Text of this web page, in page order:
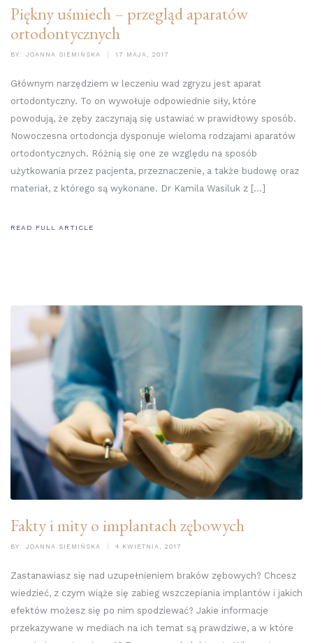
Piękny uśmiech – przegląd aparatów
ortodontycznych
BY: JOANNA SIEMIŃSKA 17 MAJA, 2017
Głównym narzędziem w leczeniu wad zgryzu jest aparat
ortodontyczny. To on wywołuje odpowiednie siły, które
powodują, że zęby zaczynają się ustawiać w prawidłowy sposób.
Nowoczesna ortodoncja dysponuje wieloma rodzajami aparatów
ortodontycznych. Różnią się one ze względu na sposób
użytkowania przez pacjenta, przeznaczenie, a także budowę oraz
materiał, z którego są wykonane. Dr Kamila Wasiluk z […]
READ FULL ARTICLE
Fakty i mity o implantach zębowych
BY: JOANNA SIEMIŃSKA 4 KWIETNIA, 2017
Zastanawiasz się nad uzupełnieniem braków zębowych? Chcesz
wiedzieć, z czym wiąże się zabieg wszczepiania implantów i jakich
efektów możesz się po nim spodziewać? Jakie informacje
przekazywane w mediach na ich temat są prawdziwe, a w które